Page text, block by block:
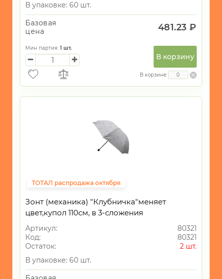
В упаковке: 60 шт.
Базовая
цена
481.23 ₽
Мин партия: 1 шт.
В корзину
В корзине
ТОТАЛ распродажа октября
Зонт (механика) "Клубничка"меняет
цвет,купол 110см, в 3-сложения
Артикул:
80321
Код:
80321
Остаток:
2 шт.
В упаковке: 60 шт.